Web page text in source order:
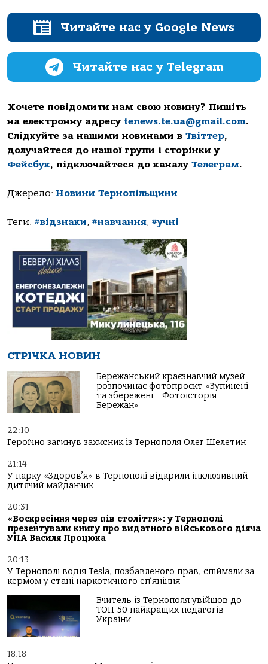
Читайте нас у Google News
Читайте нас у Telegram
Хочете повідомити нам свою новину? Пишіть
на електронну адресу tenews.te.ua@gmail.com.
Слідкуйте за нашими новинами в Твіттер,
долучайтеся до нашої групи і сторінки у
Фейсбук, підключайтеся до каналу Телеграм.
Джерело: Новини Тернопільщини
Теги: #відзнаки, #навчання, #учні
СТРІЧКА НОВИН
Бережанський краєзнавчий музей
розпочинає фотопроєкт «Зупинені
та збережені… Фотоісторія
Бережан»
22:10
Героїчно загинув захисник із Тернополя Олег Шелетин
21:14
У парку «Здоров’я» в Тернополі відкрили інклюзивний
дитячий майданчик
20:31
«Воскресіння через пів століття»: у Тернополі
презентували книгу про видатного військового діяча
УПА Василя Процюка
20:13
У Тернополі водія Tesla, позбавленого прав, спіймали за
кермом у стані наркотичного сп’яніння
Вчитель із Тернополя увійшов до
ТОП-50 найкращих педагогів
України
18:18